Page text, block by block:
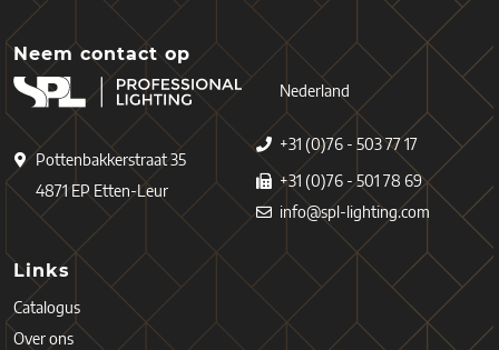
Neem contact op
Pottenbakkerstraat 35
4871 EP Etten-Leur
Nederland
+31 (0)76 - 503 77 17
+31 (0)76 - 501 78 69
info@spl-lighting.com
Links
Catalogus
Over ons